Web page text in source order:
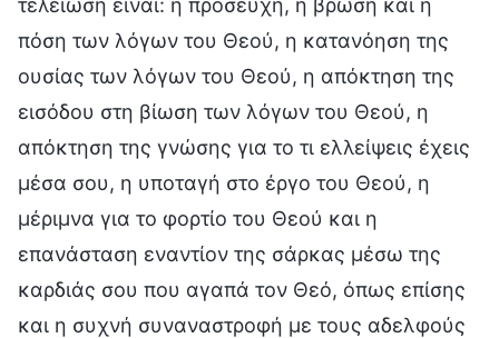
πόση των λόγων του Θεού, η κατανόηση της
ουσίας των λόγων του Θεού, η απόκτηση της
εισόδου στη βίωση των λόγων του Θεού, η
απόκτηση της γνώσης για το τι ελλείψεις έχεις
μέσα σου, η υποταγή στο έργο του Θεού, η
μέριμνα για το φορτίο του Θεού και η
επανάσταση εναντίον της σάρκας μέσω της
καρδιάς σου που αγαπά τον Θεό, όπως επίσης
και η συχνή συναναστροφή με τους αδελφούς